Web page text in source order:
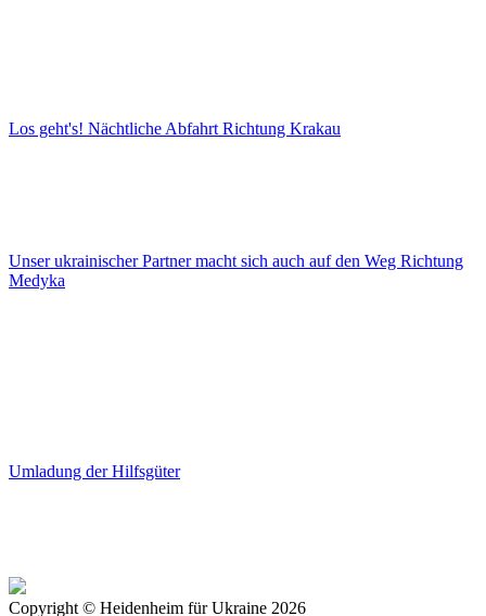
Los geht's! Nächtliche Abfahrt Richtung Krakau
Unser ukrainischer Partner macht sich auch auf den Weg Richtung
Medyka
Umladung der Hilfsgüter
Copyright © Heidenheim für Ukraine 2026